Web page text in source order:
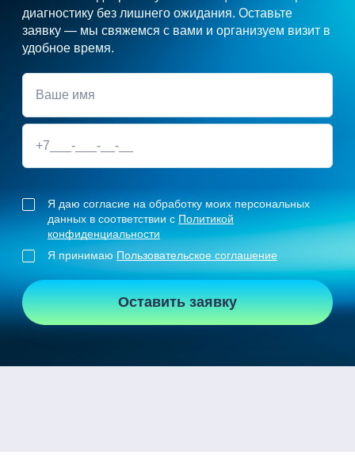
диагностику без лишнего ожидания. Оставьте
заявку — мы свяжемся с вами и организуем визит в
удобное время.
Я даю согласие на обработку моих персональных
данных в соответствии с Политикой
конфиденциальности
Я принимаю Пользовательское соглашение
Оставить заявку